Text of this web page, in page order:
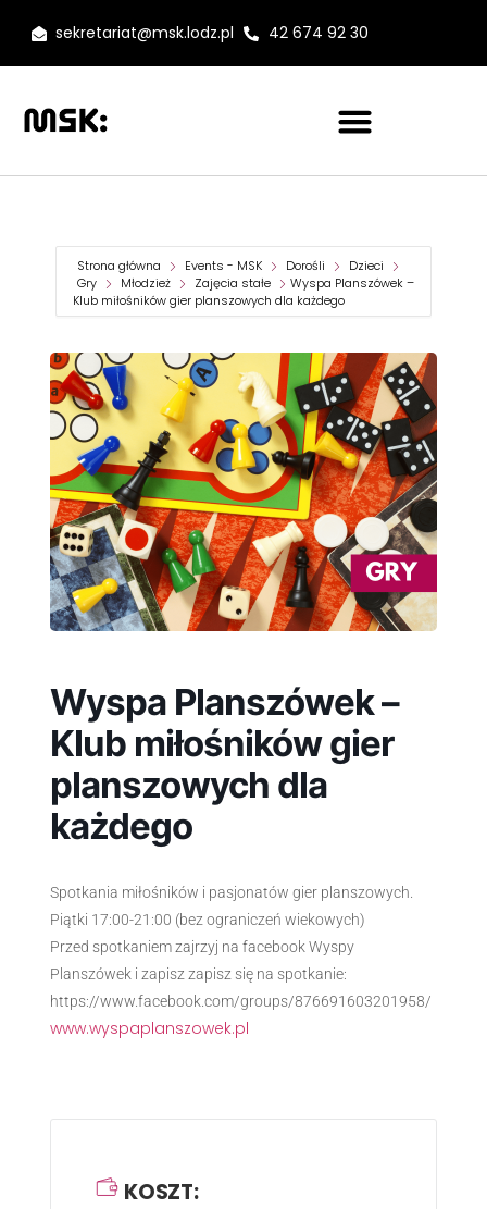
sekretariat@msk.lodz.pl 42 674 92 30
Strona główna Events - MSK Dorośli
Dzieci
Gry
Młodzież Zajęcia stałe
Wyspa Planszówek –
Klub miłośników gier planszowych dla każdego
Wyspa Planszówek –
Klub miłośników gier
planszowych dla
każdego
Spotkania miłośników i pasjonatów gier planszowych.
Piątki 17:00-21:00 (bez ograniczeń wiekowych)
Przed spotkaniem zajrzyj na facebook Wyspy
Planszówek i zapisz zapisz się na spotkanie:
https://www.facebook.com/groups/876691603201958/
www.wyspaplanszowek.pl
KOSZT: